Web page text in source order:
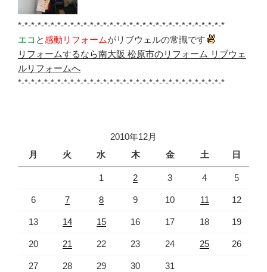
*-*-*-*-*-*-*-*-*-*-*-*-*-*-*-*-*-*-*-*-*-*-*-*-*-*-*-*-*-*-*-*
エコ と感動リフォームがリブウェルの常識です
リフォームするなら南大阪 松原市のリフォーム リブウェ
ルリフォームへ
*-*-*-*-*-*-*-*-*-*-*-*-*-*-*-*-*-*-*-*-*-*-*-*-*-*-*-*-*-*-*-*
2010年12月
月
火 水 木 金 土 日
1 2 3 4 5
6 7 8 9 10 11 12
13 14 15 16 17 18 19
20 21 22 23 24 25 26
27 28 29 30 31